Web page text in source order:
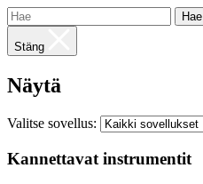
Hae
Stäng
Näytä
Valitse sovellus:
Kannettavat instrumentit